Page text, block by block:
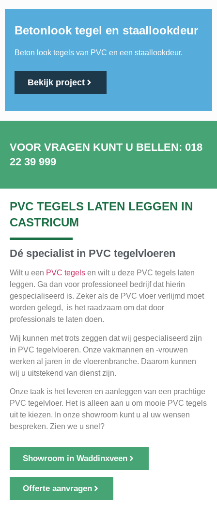
Betonlook tegel en staallookdeur
Beton look tegels van PVC en een staallookdeur.
Bekijk project
VOOR VRAGEN KUNT U BELLEN: 018
22 39 999
PVC TEGELS LATEN LEGGEN IN
CASTRICUM
Dé specialist in PVC tegelvloeren
Wilt u een PVC tegels en wilt u deze PVC tegels laten
leggen. Ga dan voor professioneel bedrijf dat hierin
gespecialiseerd is. Zeker als de PVC vloer verlijmd moet
worden gelegd, is het raadzaam om dat door
professionals te laten doen.
Wij kunnen met trots zeggen dat wij gespecialiseerd zijn
in PVC tegelvloeren. Onze vakmannen en -vrouwen
werken al jaren in de vloerenbranche. Daarom kunnen
wij u uitstekend van dienst zijn.
Onze taak is het leveren en aanleggen van een prachtige
PVC tegelvloer. Het is alleen aan u om mooie PVC tegels
uit te kiezen. In onze showroom kunt u al uw wensen
bespreken. Zien we u snel?
Showroom in Waddinxveen
Offerte aanvragen